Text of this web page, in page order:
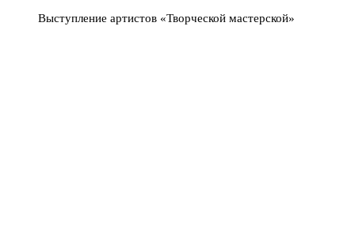
Выступление артистов «Творческой мастерской»